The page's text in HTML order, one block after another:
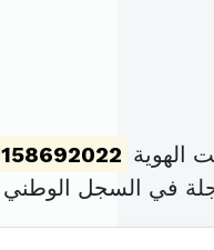
الهوية
في السجل